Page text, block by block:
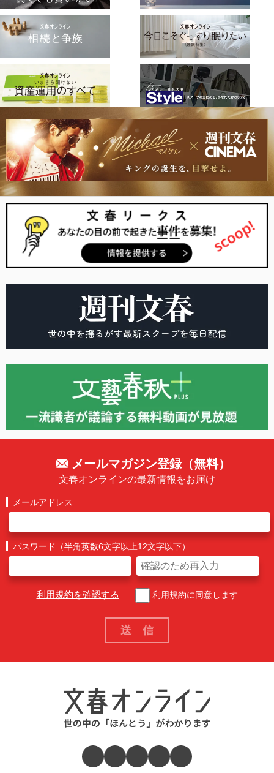
メールマガジン登録（無料）
文春オンラインの最新情報をお届け
メールアドレス
パスワード（半角英数6文字以上12文字以下）
利用規約を確認する 利用規約に同意します